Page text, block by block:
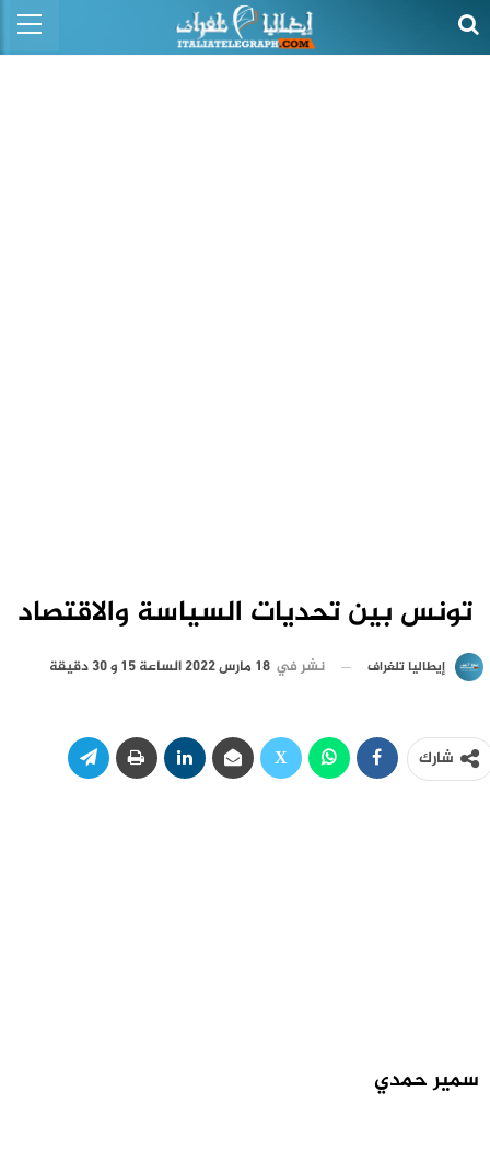
تونس بين تحديات السياسة والاقتصاد
إيطاليا تلغراف نشر في 18 مارس 2022 الساعة 15 و 30 دقيقة
شارك
سمير حمدي